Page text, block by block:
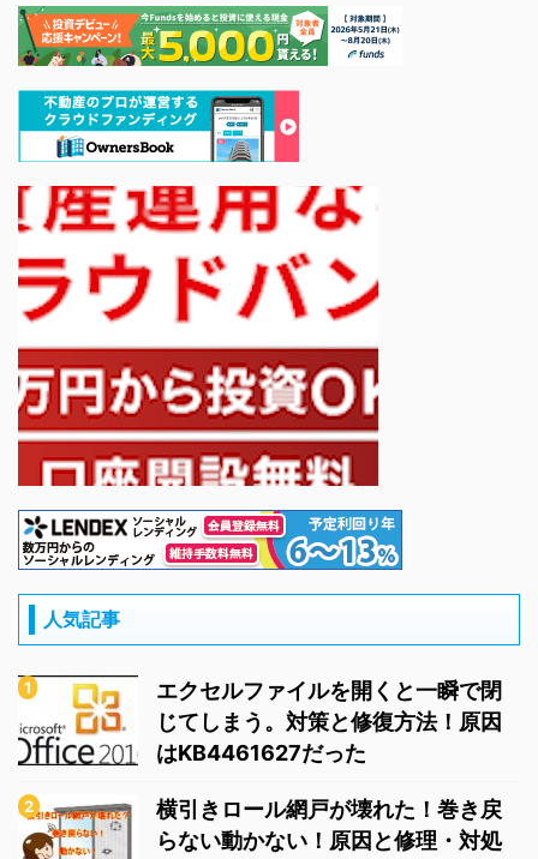
人気記事
エクセルファイルを開くと一瞬で閉
じてしまう。対策と修復方法！原因
はKB4461627だった
横引きロール網戸が壊れた！巻き戻
らない動かない！原因と修理・対処